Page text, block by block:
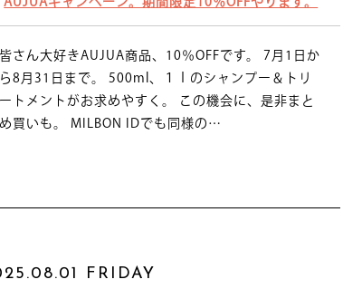
皆さん大好きAUJUA商品、10％OFFです。 7月1日か
ら8月31日まで。 500ml、１ｌのシャンプー＆トリ
ートメントがお求めやすく。 この機会に、是非まと
め買いも。 MILBON IDでも同様の…
FRIDAY